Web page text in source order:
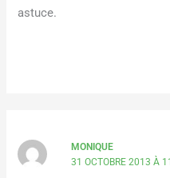
astuce.
MONIQUE
31 OCTOBRE 2013 À